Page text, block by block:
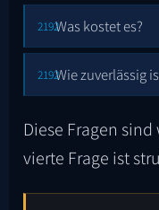
Was kostet es?
Wie zuverlässig
Diese Fragen
vierte Frage ist